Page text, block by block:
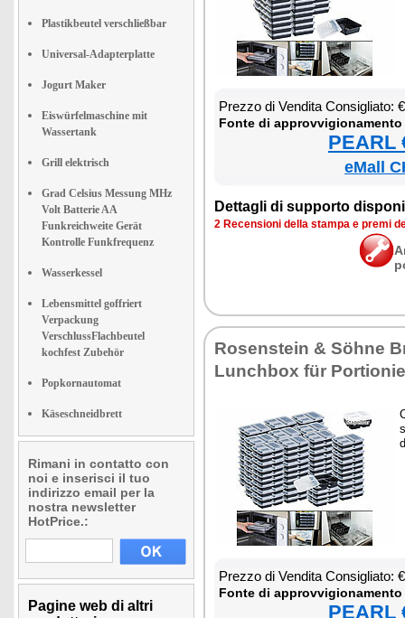
Plastikbeutel verschließbar
Universal-Adapterplatte
Jogurt Maker
Eiswürfelmaschine mit
Wassertank
Grill elektrisch
Grad Celsius Messung MHz
Volt Batterie AA
Funkreichweite Gerät
Kontrolle Funkfrequenz
Wasserkessel
Lebensmittel goffriert
Verpackung
VerschlussFlachbeutel
kochfest Zubehör
Popkornautomat
Käseschneidbrett
Rimani in contatto con
noi e inserisci il tuo
indirizzo email per la
nostra newsletter
HotPrice.:
Pagine web di altri
Prez­zo di Ven­di­ta Con­si­glia­to:
Fon­te di
PEARL
eMall
Det­ta­gli di sup­por­to
2 Re­cen­sio­ni del­la stam­pa e pre­mi
Ro­sen­stein & Söhne
Lunch­box für
Prez­zo di Ven­di­ta Con­si­glia­to:
Fon­te di
PEARL